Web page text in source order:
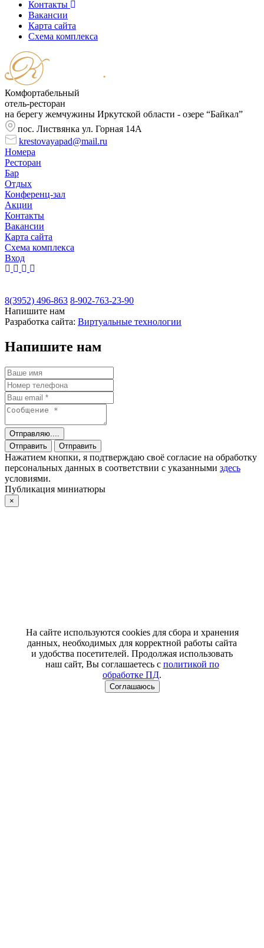
Контакты
Вакансии
Карта сайта
Cхема комплекса
Комфортабельный
отель-ресторан
на берегу жемчужины Иркутской области - озере “Байкал”
пос. Листвянка ул. Горная 14А
krestovayapad@mail.ru
Номера
Ресторан
Бар
Отдых
Конференц-зал
Акции
Контакты
Вакансии
Карта сайта
Cхема комплекса
Вход
8(3952) 496-863 8-902-763-23-90
Напишите нам
Разработка сайта: Виртуальные технологии
Напишите нам
Отправляю....
Отправить
Отправить
Нажатием кнопки, я подтверждаю своё согласие на обработку
персональных данных в соответствии с указанными здесь
условиями.
Публикация миниатюры
×
На сайте используются cookies для сбора и хранения
данных, необходимых для корректной работы сайта
и удобства посетителей. Продолжая использовать
наш сайт, Вы соглашаетесь с политикой по
обработке ПД.
Соглашаюсь